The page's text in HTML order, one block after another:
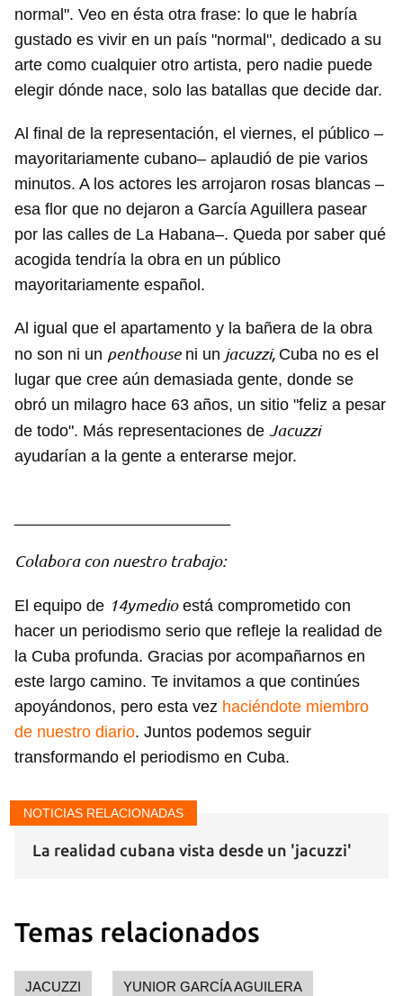
normal". Veo en ésta otra frase: lo que le habría
gustado es vivir en un país "normal", dedicado a su
arte como cualquier otro artista, pero nadie puede
elegir dónde nace, solo las batallas que decide dar.
Al final de la representación, el viernes, el público –
mayoritariamente cubano– aplaudió de pie varios
minutos. A los actores les arrojaron rosas blancas –
esa flor que no dejaron a García Aguillera pasear
por las calles de La Habana–. Queda por saber qué
acogida tendría la obra en un público
mayoritariamente español.
Al igual que el apartamento y la bañera de la obra
no son ni un penthouseni un jacuzzi, Cuba no es el
lugar que cree aún demasiada gente, donde se
obró un milagro hace 63 años, un sitio "feliz a pesar
de todo". Más representaciones de Jacuzzi
ayudarían a la gente a enterarse mejor.
Colabora con nuestro trabajo:
El equipo de 14ymedioestá comprometido con
hacer un periodismo serio que refleje la realidad de
la Cuba profunda. Gracias por acompañarnos en
este largo camino. Te invitamos a que continúes
apoyándonos, pero esta vez haciéndote miembro
de nuestro diario. Juntos podemos seguir
transformando el periodismo en Cuba.
NOTICIAS RELACIONADAS
La realidad cubana vista desde un 'jacuzzi'
Temas relacionados
JACUZZI YUNIOR GARCÍA AGUILERA